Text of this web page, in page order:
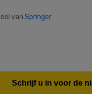
van Springer
Schrijf u in voor de